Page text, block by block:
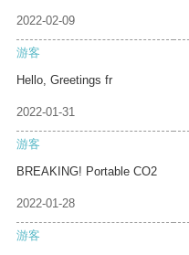
2022-02-09
游客
Hello, Greetings fr
2022-01-31
游客
BREAKING! Portable CO2
2022-01-28
游客